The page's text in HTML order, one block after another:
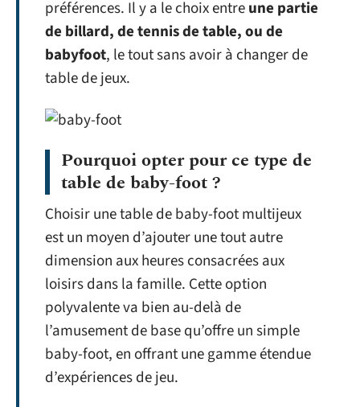
préférences. Il y a le choix entreune partie
de billard, de tennis de table, ou de
babyfoot, le tout sans avoir à changer de
table de jeux.
Pourquoi opter pour ce type de
table de baby-foot ?
Choisir une table de baby-foot multijeux
est un moyen d’ajouter une tout autre
dimension aux heures consacrées aux
loisirs dans la famille. Cette option
polyvalente va bien au-delà de
l’amusement de base qu’offre un simple
baby-foot, en offrant une gamme étendue
d’expériences de jeu.